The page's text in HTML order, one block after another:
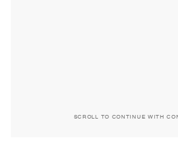
SCROLL TO CONTINUE WITH